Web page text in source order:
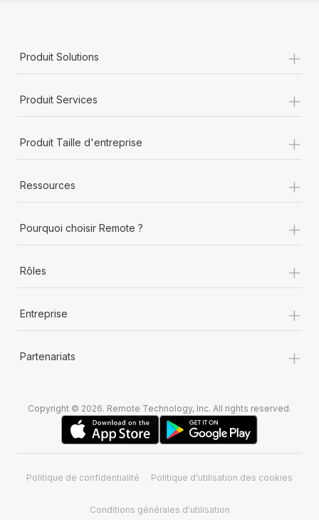
Produit Solutions +
Produit Services +
Produit Taille d'entreprise +
Ressources +
Pourquoi choisir Remote ? +
Rôles +
Entreprise +
Partenariats +
Copyright © 2026. Remote Technology, Inc. All rights reserved.
Politique de confidentialité Politique d’utilisation des cookies
Conditions générales d'utilisation